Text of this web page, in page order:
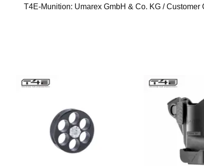
T4E-Munition: Umarex GmbH & Co. KG /